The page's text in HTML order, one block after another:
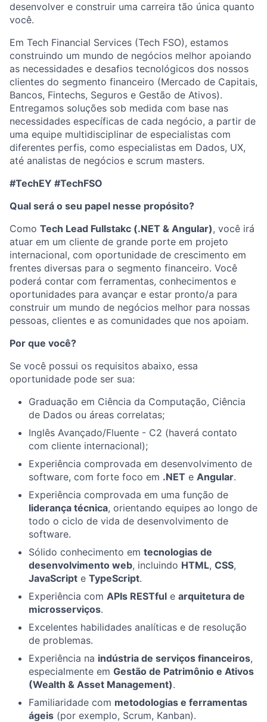
desenvolver e construir uma carreira tão única quanto
você.
Em Tech Financial Services (Tech FSO), estamos
construindo um mundo de negócios melhor apoiando
as necessidades e desafios tecnológicos dos nossos
clientes do segmento financeiro (Mercado de Capitais,
Bancos, Fintechs, Seguros e Gestão de Ativos).
Entregamos soluções sob medida com base nas
necessidades específicas de cada negócio, a partir de
uma equipe multidisciplinar de especialistas com
diferentes perfis, como especialistas em Dados, UX,
até analistas de negócios e scrum masters.
#TechEY #TechFSO
Qual será o seu papel nesse propósito?
Como Tech Lead Fullstakc (.NET & Angular), você irá
atuar em um cliente de grande porte em projeto
internacional, com oportunidade de crescimento em
frentes diversas para o segmento financeiro. Você
poderá contar com ferramentas, conhecimentos e
oportunidades para avançar e estar pronto/a para
construir um mundo de negócios melhor para nossas
pessoas, clientes e as comunidades que nos apoiam.
Por que você?
Se você possui os requisitos abaixo, essa
oportunidade pode ser sua:
Graduação em Ciência da Computação, Ciência
de Dados ou áreas correlatas;
Inglês Avançado/Fluente - C2 (haverá contato
com cliente internacional);
Experiência comprovada em desenvolvimento de
software, com forte foco em .NET e Angular.
Experiência comprovada em uma função de
liderança técnica, orientando equipes ao longo de
todo o ciclo de vida de desenvolvimento de
software.
Sólido conhecimento em tecnologias de
desenvolvimento web, incluindo HTML, CSS,
JavaScript e TypeScript.
Experiência com APIs RESTful e arquitetura de
microsserviços.
Excelentes habilidades analíticas e de resolução
de problemas.
Experiência na indústria de serviços financeiros,
especialmente em Gestão de Patrimônio e Ativos
(Wealth & Asset Management).
Familiaridade com metodologias e ferramentas
ágeis (por exemplo, Scrum, Kanban).